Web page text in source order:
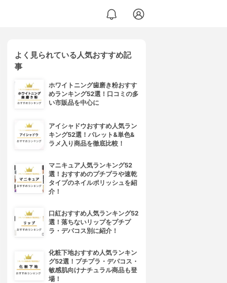
よく見られている人気おすすめ記
事
ホワイトニング歯磨き粉おすす
めランキング52選！口コミの多
い市販品を中心に
アイシャドウおすすめ人気ラン
キング52選！パレット&単色&
ラメ入り商品を徹底比較！
マニキュア人気ランキング52
選！おすすめのプチプラや速乾
タイプのネイルポリッシュを紹
介！
口紅おすすめ人気ランキング52
選！落ちないリップをプチプ
ラ・デパコス別に紹介！
化粧下地おすすめ人気ランキン
グ52選！プチプラ・デパコス・
敏感肌向けナチュラル商品も登
場！